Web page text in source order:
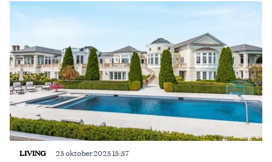
LIVING 25 oktober 2025 15:57